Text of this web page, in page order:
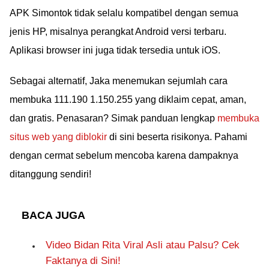
APK Simontok tidak selalu kompatibel dengan semua
jenis HP, misalnya perangkat Android versi terbaru.
Aplikasi browser ini juga tidak tersedia untuk iOS.
Sebagai alternatif, Jaka menemukan sejumlah cara
membuka 111.190 1.150.255 yang diklaim cepat, aman,
dan gratis. Penasaran? Simak panduan lengkap membuka
situs web yang diblokir di sini beserta risikonya. Pahami
dengan cermat sebelum mencoba karena dampaknya
ditanggung sendiri!
BACA JUGA
Video Bidan Rita Viral Asli atau Palsu? Cek
Faktanya di Sini!